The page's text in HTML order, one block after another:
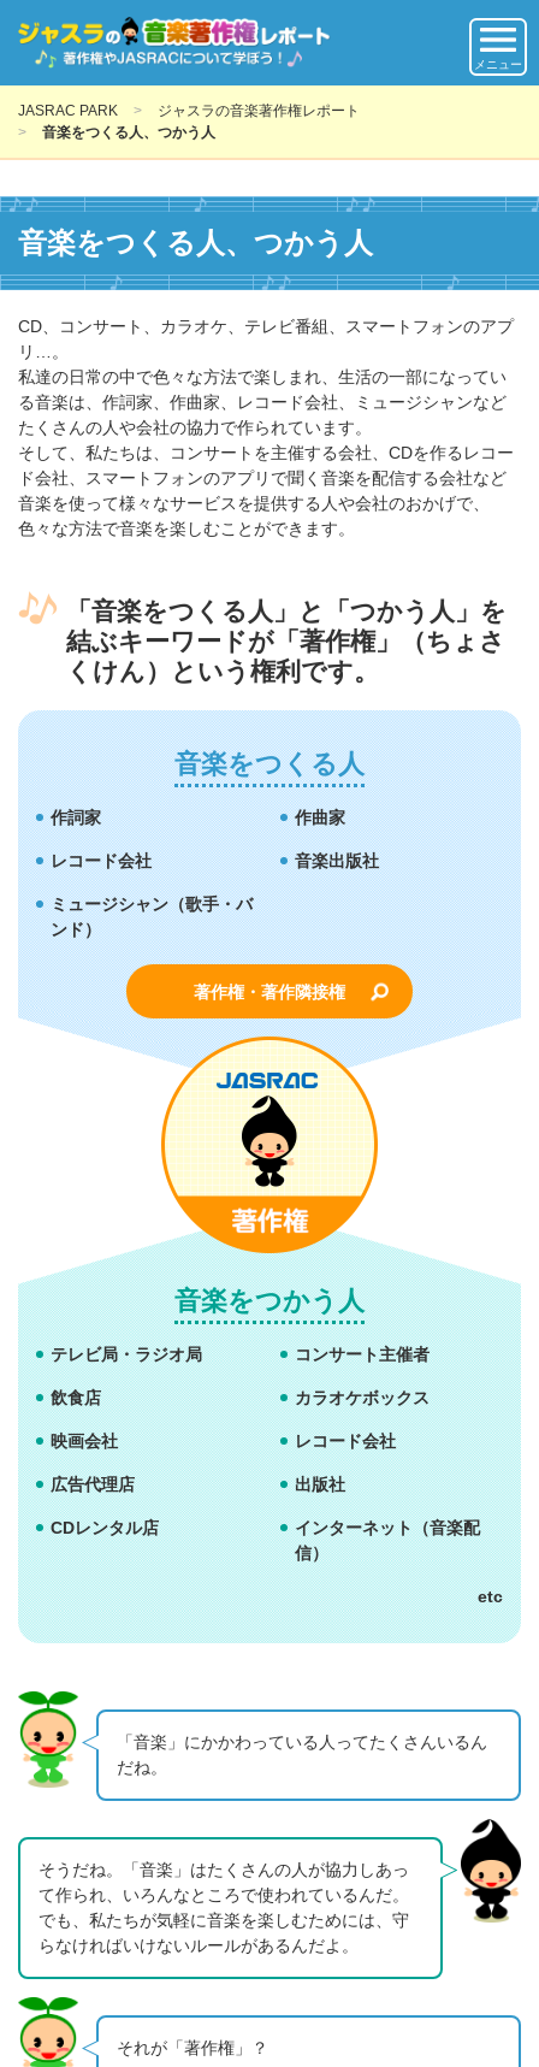
メニュー
JASRAC PARK
ジャスラの音楽著作権レポート
音楽をつくる人、つかう人
音楽をつくる人、つかう人
CD、コンサート、カラオケ、テレビ番組、スマートフォンのアプ
リ…。
私達の日常の中で色々な方法で楽しまれ、生活の一部になってい
る音楽は、作詞家、作曲家、レコード会社、ミュージシャンなど
たくさんの人や会社の協力で作られています。
そして、私たちは、コンサートを主催する会社、CDを作るレコー
ド会社、スマートフォンのアプリで聞く音楽を配信する会社など
音楽を使って様々なサービスを提供する人や会社のおかげで、
色々な方法で音楽を楽しむことができます。
「音楽をつくる人」と「つかう人」を
結ぶキーワードが「著作権」（ちょさ
くけん）という権利です。
音楽をつくる人
作詞家 作曲家
レコード会社 音楽出版社
ミュージシャン（歌手・バ
ンド）
著作権・著作隣接権
音楽をつかう人
テレビ局・ラジオ局 コンサート主催者
飲食店 カラオケボックス
映画会社 レコード会社
広告代理店 出版社
CDレンタル店 インターネット（音楽配
信）
etc
「音楽」にかかわっている人ってたくさんいるん
だね。
そうだね。「音楽」はたくさんの人が協力しあっ
て作られ、いろんなところで使われているんだ。
でも、私たちが気軽に音楽を楽しむためには、守
らなければいけないルールがあるんだよ。
それが「著作権」？